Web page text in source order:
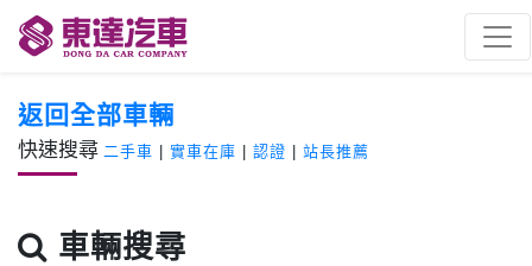
返回全部車輛
快速搜尋 二手車 實車在庫 認證 站長推薦
車輛搜尋